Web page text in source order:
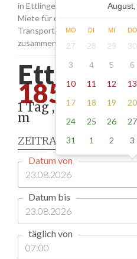
in Ettlingen setzen sich aus
Miete für die Schilder sowie
Transport, das Aufstellen und
zusammen.
Ettlingen -
185.00
1 Tag , Stellung
m
ZEITRAUM
Datum von
Datum bis
täglich von
August,
MO DI MI DO
27 28 29 30
3
4 5 6
10
11 12 13
17
18 19 20
24
25 26 27
31
1 2 3